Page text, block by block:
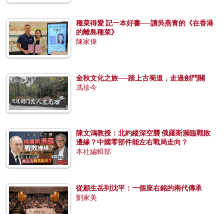
種菜得愛 記一本好書──讀吳燕青的《在香港
的離島種菜》
陳家偉
金秋文化之旅──踏上古蜀道，走過劍門關
馮珍今
陳文鴻教授：北約縱深空襲 俄羅斯瀕臨戰敗
邊緣？中國零部件能左右戰局走向？
本社編輯部
從顧生岳到沈平：一個座右銘的兩代傳承
劉家美